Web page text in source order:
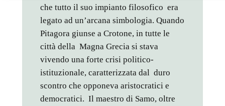
che tutto il suo impianto filosofico era
legato ad un’arcana simbologia. Quando
Pitagora giunse a Crotone, in tutte le
città della Magna Grecia si stava
vivendo una forte crisi politico-
istituzionale, caratterizzata dal duro
scontro che opponeva aristocratici e
democratici. Il maestro di Samo, oltre